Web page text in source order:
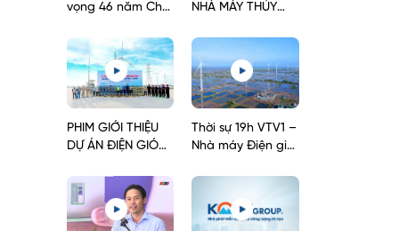
vọng 46 năm Chủ
Kosy
NHÀ MÁY THỦY
PHIM GIỚI THIỆU
DỰ ÁN ĐIỆN GIÓ
GIAI ĐOẠN 1
Thời sự 19h VTV1 –
Nhà máy Điện gió
chính thức vận
hành thương mại,
đây là dự án điện